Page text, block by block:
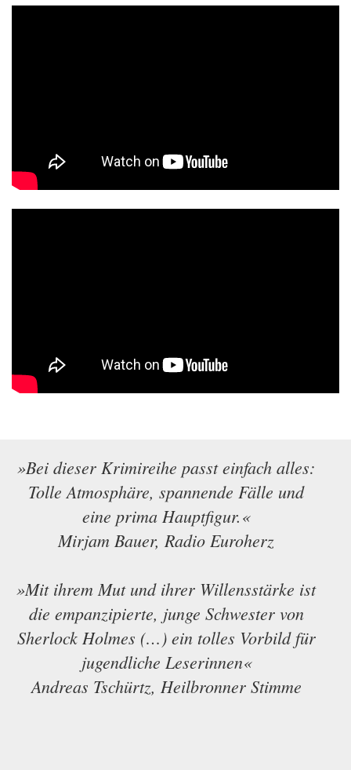
»Bei dieser Krimireihe passt einfach alles:
Tolle Atmosphäre, spannende Fälle und
eine prima Hauptfigur.«
Mirjam Bauer, Radio Euroherz
»Mit ihrem Mut und ihrer Willensstärke ist
die empanzipierte, junge Schwester von
Sherlock Holmes (…) ein tolles Vorbild für
jugendliche Leserinnen«
Andreas Tschürtz, Heilbronner Stimme